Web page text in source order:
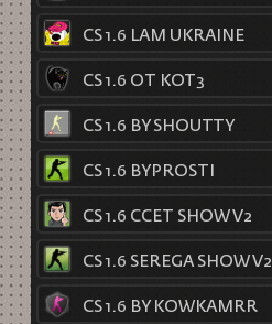
CS 1.6 LAM UKRAINE
CS 1.6 ОТ KOT3
CS 1.6 BY SHOUTTY
CS 1.6 BYPROSTI
CS 1.6 CCET SHOW V2
CS 1.6 SEREGA SHOW V2
CS 1.6 BY KOWKAMRR